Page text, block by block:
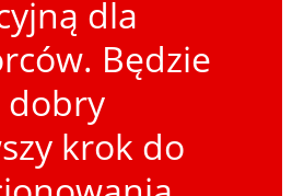
dla
Będzie
dobry
krok do